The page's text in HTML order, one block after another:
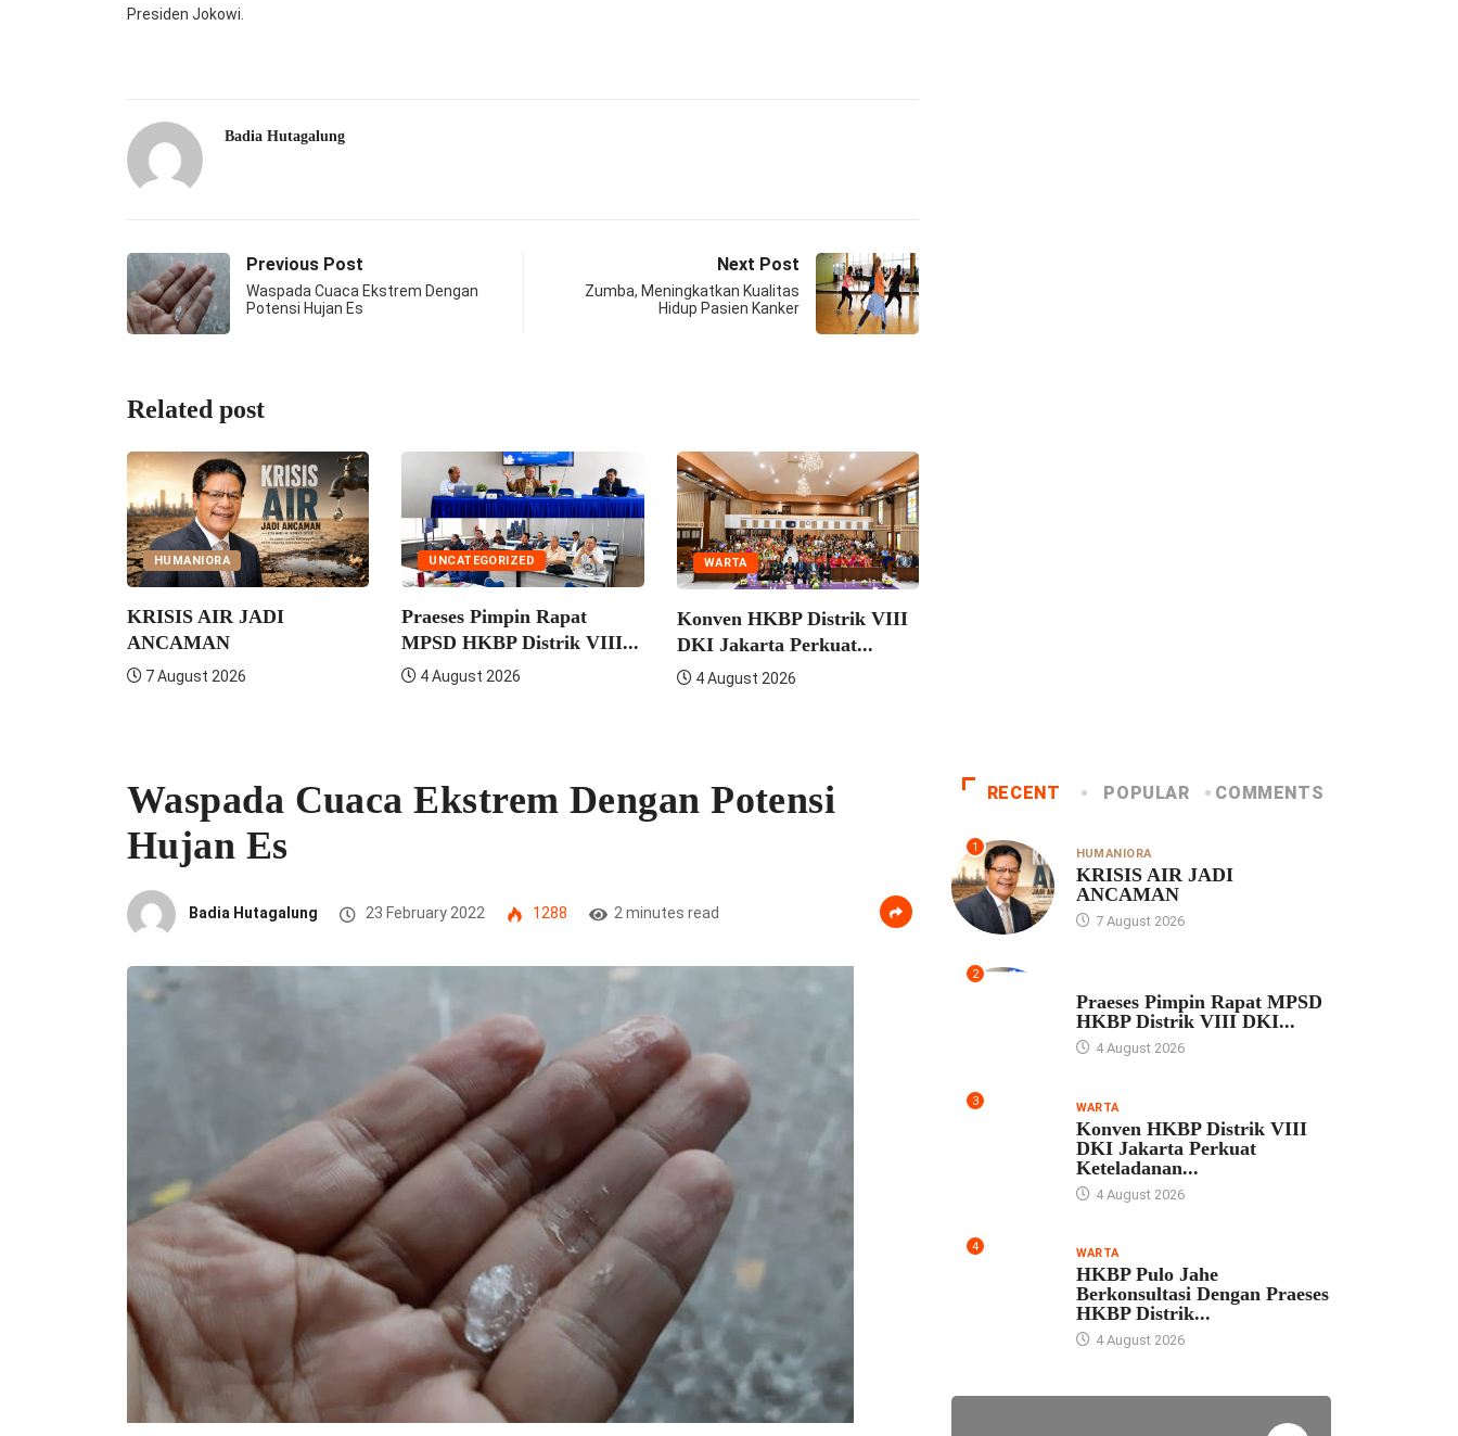
Presiden Jokowi.
Badia Hutagalung
Previous Post
Waspada Cuaca Ekstrem Dengan
Potensi Hujan Es
Next Post
Zumba, Meningkatkan Kualitas
Hidup Pasien Kanker
Related post
KRISIS AIR JADI
UNCATEGORIZED
Praeses Pimpin Rapat
MPSD HKBP Distrik VIII...
WARTA
Konven HKBP Distrik VIII
DKI Jakarta Perkuat...
HUMANIORA
KRISIS AIR JADI
ANCAMAN
Waspada Cuaca Ekstrem Dengan Potensi
Hujan Es
Badia Hutagalung 23 February 2022 1288 2 minutes read
RECENT POPULAR COMMENTS
1 HUMANIORA
KRISIS AIR JADI
ANCAMAN
7 August 2026
2
Praeses Pimpin Rapat MPSD
HKBP Distrik VIII DKI...
4 August 2026
3 WARTA
Konven HKBP Distrik VIII
DKI Jakarta Perkuat
Keteladanan...
4 August 2026
4 WARTA
HKBP Pulo Jahe
Berkonsultasi Dengan Praeses
HKBP Distrik...
4 August 2026